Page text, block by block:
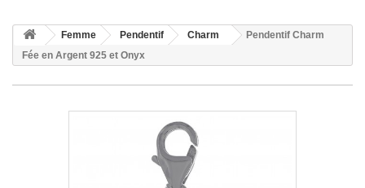
Femme Pendentif Charm
Pendentif Charm
Fée en Argent 925 et Onyx